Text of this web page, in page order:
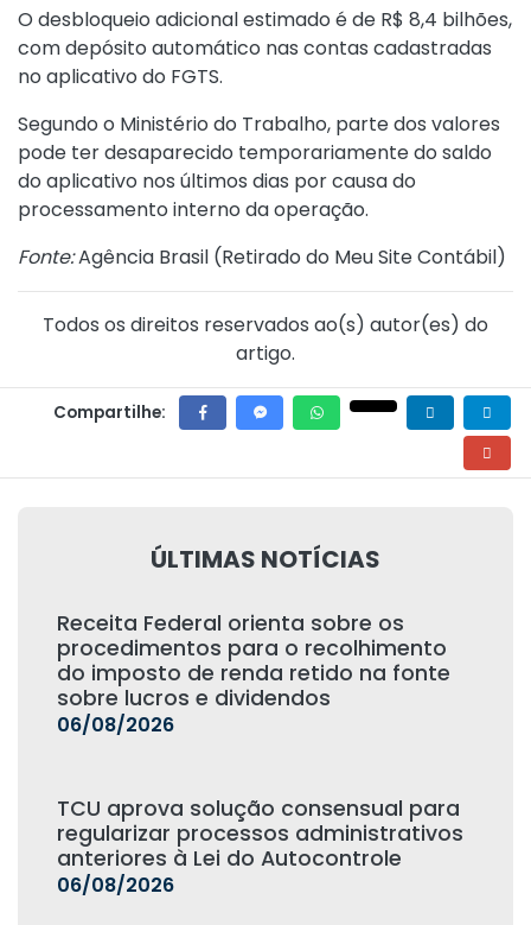
O desbloqueio adicional estimado é de R$ 8,4 bilhões,
com depósito automático nas contas cadastradas
no aplicativo do FGTS.
Segundo o Ministério do Trabalho, parte dos valores
pode ter desaparecido temporariamente do saldo
do aplicativo nos últimos dias por causa do
processamento interno da operação.
Fonte:Agência Brasil (Retirado do Meu Site Contábil)
Todos os direitos reservados ao(s) autor(es) do
artigo.
Compartilhe:
ÚLTIMAS NOTÍCIAS
Receita Federal orienta sobre os
procedimentos para o recolhimento
do imposto de renda retido na fonte
sobre lucros e dividendos
06/08/2026
TCU aprova solução consensual para
regularizar processos administrativos
anteriores à Lei do Autocontrole
06/08/2026